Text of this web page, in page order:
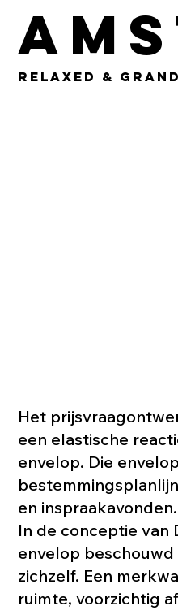
Relaxed &
Het
een elastische
envelop. Die
en inspraakavonden.
In de conceptie van
envelop
zichzelf. Een
ruimte, voorzichtig